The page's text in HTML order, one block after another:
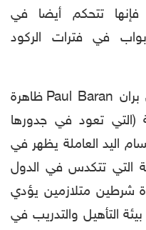
فإنها تتحكم أيضا في
في فترات الركود
في هذا السياق يعالج بول بران Paul Baran ظاهرة
(التي تعود في جدورها
اليد العاملة يظهر في
التي تتكدس في الدول
شرطين متلازمين يؤدي
التأهيل والتدريب في